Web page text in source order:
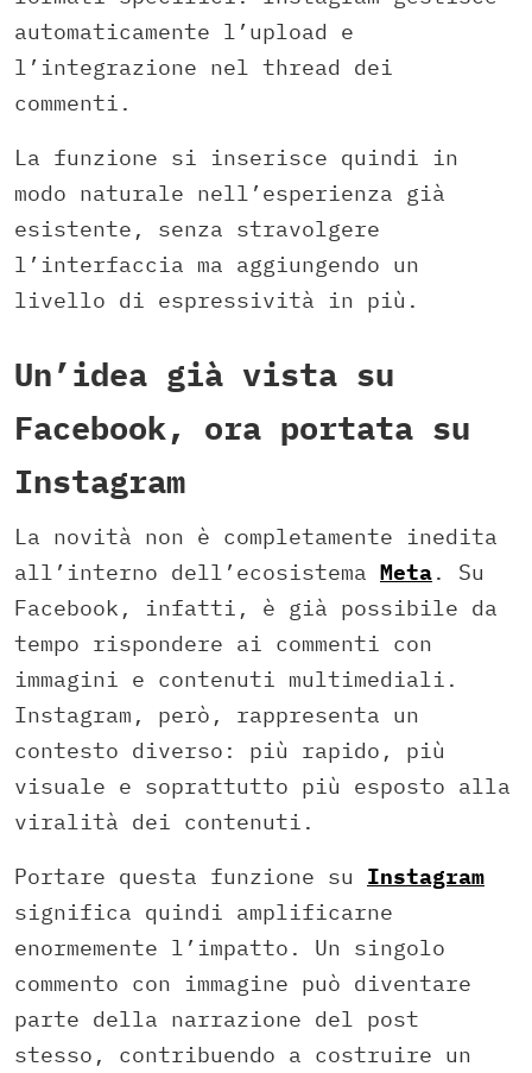
automaticamente l’upload e
l’integrazione nel thread dei
commenti.
La funzione si inserisce quindi in
modo naturale nell’esperienza già
esistente, senza stravolgere
l’interfaccia ma aggiungendo un
livello di espressività in più.
Un’idea già vista su
Facebook, ora portata su
Instagram
La novità non è completamente inedita
all’interno dell’ecosistema Meta. Su
Facebook, infatti, è già possibile da
tempo rispondere ai commenti con
immagini e contenuti multimediali.
Instagram, però, rappresenta un
contesto diverso: più rapido, più
visuale e soprattutto più esposto alla
viralità dei contenuti.
Portare questa funzione su Instagram
significa quindi amplificarne
enormemente l’impatto. Un singolo
commento con immagine può diventare
parte della narrazione del post
stesso, contribuendo a costruire un